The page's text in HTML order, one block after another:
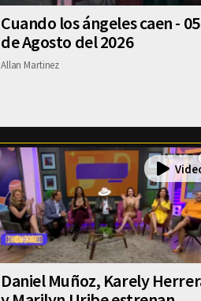
Cuando los ángeles caen - 05
de Agosto del 2026
Allan Martinez
Daniel Muñoz, Karely